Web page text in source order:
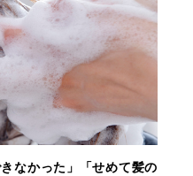
なかった」「せめて髪の